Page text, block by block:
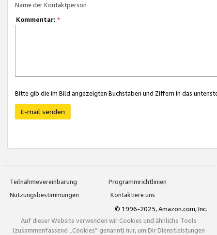
Name der Kontaktperson
Kommentar: *
Bitte gib die im Bild angezeigten Buchstaben und Ziffern in das
E-mail senden
Teilnahmevereinbarung
Programmrichtlinien
Nutzungsbestimmungen
Kontaktiere uns
© 1996-2025, Amazon.com, Inc.
Auf dieser Website verwenden wir Cookies und ähnliche Tools
(zusammenfassend „Cookies“ genannt) nur, um Dir Dienstleistungen